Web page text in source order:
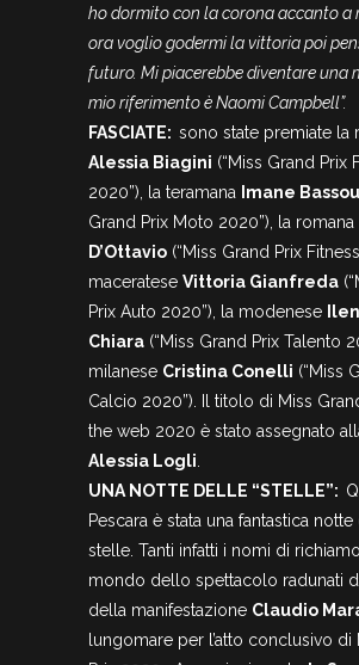
ho dormito con la corona accanto a
ora voglio godermi la vittoria poi
futuro. Mi piacerebbe diventare una
mio riferimento è Naomi Campbell”.
FASCIATE: sono state premiate la
Alessia Biagini (“Miss Grand Prix
2020”), la teramana
Imane Bassou
Grand Prix Moto 2020”), la romana
D’Ottavio (“Miss Grand Prix
maceratese Vittoria Gianfreda
Prix Auto 2020”), la modenese
Chiara (“Miss Grand Prix Talento
milanese Cristina Conelli (“Miss
Calcio 2020”). Il titolo di Miss
the web 2020 è stato assegnato
Alessia Logli
UNA NOTTE DELLE “STELLE”:
Pescara è stata una fantastica
stelle. Tanti infatti i nomi di
mondo dello spettacolo radunati
della manifestazione Claudio
lungomare per l’atto conclusivo di